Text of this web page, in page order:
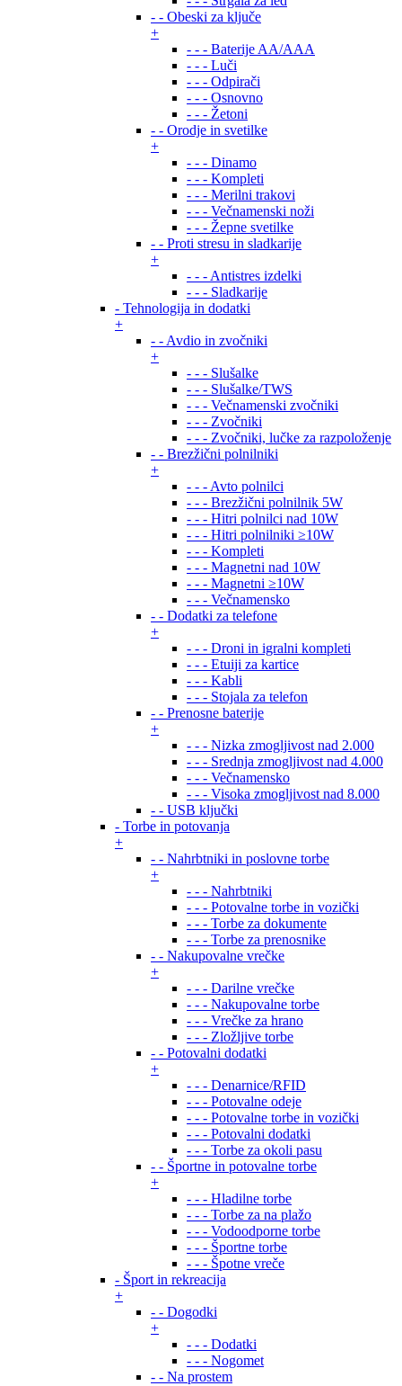
- - Obeski za ključe
+
- - - Baterije AA/AAA
- - - Luči
- - - Odpirači
- - - Osnovno
- - - Žetoni
- - Orodje in svetilke
+
- - - Dinamo
- - - Kompleti
- - - Merilni trakovi
- - - Večnamenski noži
- - - Žepne svetilke
- - Proti stresu in sladkarije
+
- - - Antistres izdelki
- - - Sladkarije
- Tehnologija in dodatki
+
- - Avdio in zvočniki
+
- - - Slušalke
- - - Slušalke/TWS
- - - Večnamenski zvočniki
- - - Zvočniki
- - - Zvočniki, lučke za razpoloženje
- - Brezžični polnilniki
+
- - - Avto polnilci
- - - Brezžični polnilnik 5W
- - - Hitri polnilci nad 10W
- - - Hitri polnilniki ≥10W
- - - Kompleti
- - - Magnetni nad 10W
- - - Magnetni ≥10W
- - - Večnamensko
- - Dodatki za telefone
+
- - - Droni in igralni kompleti
- - - Etuiji za kartice
- - - Kabli
- - - Stojala za telefon
- - Prenosne baterije
+
- - - Nizka zmogljivost nad 2.000
- - - Srednja zmogljivost nad 4.000
- - - Večnamensko
- - - Visoka zmogljivost nad 8.000
- - USB ključki
- Torbe in potovanja
+
- - Nahrbtniki in poslovne torbe
+
- - - Nahrbtniki
- - - Potovalne torbe in vozički
- - - Torbe za dokumente
- - - Torbe za prenosnike
- - Nakupovalne vrečke
+
- - - Darilne vrečke
- - - Nakupovalne torbe
- - - Vrečke za hrano
- - - Zložljive torbe
- - Potovalni dodatki
+
- - - Denarnice/RFID
- - - Potovalne odeje
- - - Potovalne torbe in vozički
- - - Potovalni dodatki
- - - Torbe za okoli pasu
- - Športne in potovalne torbe
+
- - - Hladilne torbe
- - - Torbe za na plažo
- - - Vodoodporne torbe
- - - Športne torbe
- - - Špotne vreče
- Šport in rekreacija
+
- - Dogodki
+
- - - Dodatki
- - - Nogomet
- - Na prostem